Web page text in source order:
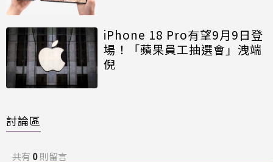
iPhone 18 Pro有望9月9日登
場！「蘋果員工抽選會」洩端
倪
討論區
共有 0則留言